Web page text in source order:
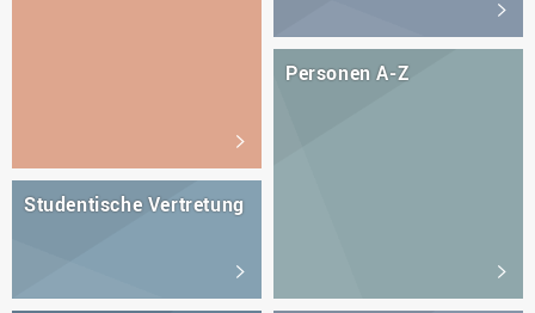
Studentische Vertretung
Personen A-Z